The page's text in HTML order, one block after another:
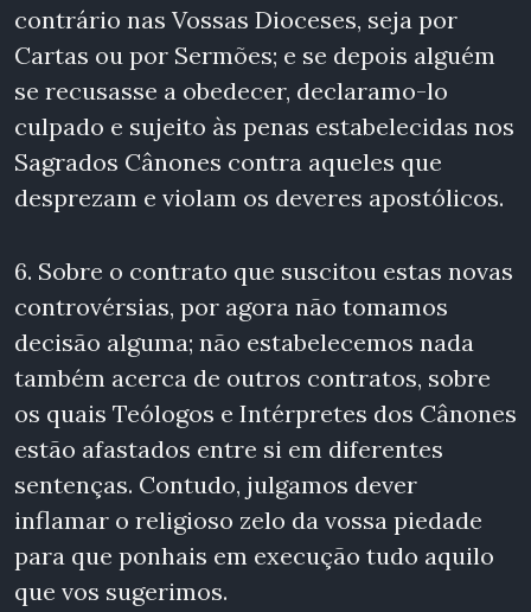
contrário nas Vossas Dioceses, seja por
Cartas ou por Sermões; e se depois alguém
se recusasse a obedecer, declaramo-lo
culpado e sujeito às penas estabelecidas nos
Sagrados Cânones contra aqueles que
desprezam e violam os deveres apostólicos.
6. Sobre o contrato que suscitou estas novas
controvérsias, por agora não tomamos
decisão alguma; não estabelecemos nada
também acerca de outros contratos, sobre
os quais Teólogos e Intérpretes dos Cânones
estão afastados entre si em diferentes
sentenças. Contudo, julgamos dever
inflamar o religioso zelo da vossa piedade
para que ponhais em execução tudo aquilo
que vos sugerimos.